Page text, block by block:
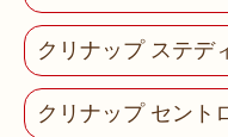
クリナップ ステデ
クリナップ セント